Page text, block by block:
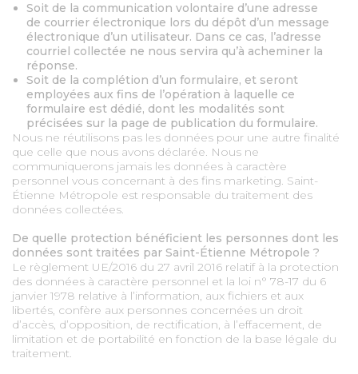
Soit de la communication volontaire d’une adresse
de courrier électronique lors du dépôt d’un message
électronique d’un utilisateur. Dans ce cas, l’adresse
courriel collectée ne nous servira qu’à acheminer la
réponse.
Soit de la complétion d’un formulaire, et seront
employées aux fins de l’opération à laquelle ce
formulaire est dédié, dont les modalités sont
précisées sur la page de publication du formulaire.
Nous ne réutilisons pas les données pour une autre finalité
que celle que nous avons déclarée. Nous ne
communiquerons jamais les données à caractère
personnel vous concernant à des fins marketing. Saint-
Étienne Métropole est responsable du traitement des
données collectées.
De quelle protection bénéficient les personnes dont les
données sont traitées par Saint-Étienne Métropole ?
Le règlement UE/2016 du 27 avril 2016 relatif à la protection
des données à caractère personnel et la loi n° 78-17 du 6
janvier 1978 relative à l’information, aux fichiers et aux
libertés, confère aux personnes concernées un droit
d’accès, d’opposition, de rectification, à l’effacement, de
limitation et de portabilité en fonction de la base légale du
traitement.